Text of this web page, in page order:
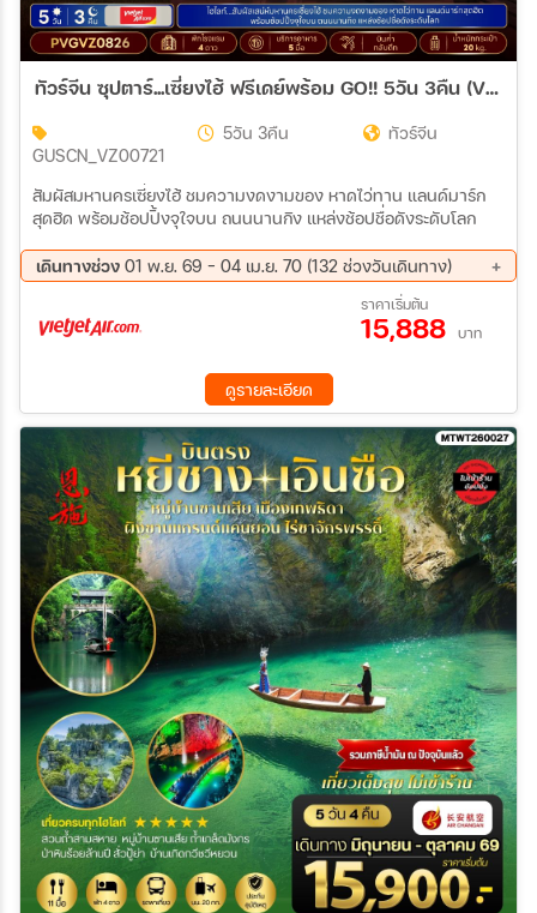
24 ธ.ค. 69 - 28 ธ.ค. 69
25 ธ.ค. 69 - 29 ธ.ค. 69
26 ธ.ค. 69 - 30 ธ.ค. 69
27 ธ.ค. 69 - 31 ธ.ค. 69
28 ธ.ค. 69 - 01 ม.ค. 70
29 ธ.ค. 69 - 02 ม.ค. 70
30 ธ.ค. 69 - 03 ม.ค. 70
31 ธ.ค. 69 - 04 ม.ค. 70
05 ม.ค. 70 - 09 ม.ค. 70
06 ม.ค. 70 - 10 ม.ค. 70
08 ม.ค. 70 - 12 ม.ค. 70
09 ม.ค. 70 - 13 ม.ค. 70
10 ม.ค. 70 - 14 ม.ค. 70
12 ม.ค. 70 - 16 ม.ค. 70
15 ม.ค. 70 - 19 ม.ค. 70
16 ม.ค. 70 - 20 ม.ค. 70
17 ม.ค. 70 - 21 ม.ค. 70
19 ม.ค. 70 - 23 ม.ค. 70
20 ม.ค. 70 - 24 ม.ค. 70
21 ม.ค. 70 - 25 ม.ค. 70
22 ม.ค. 70 - 26 ม.ค. 70
23 ม.ค. 70 - 27 ม.ค. 70
28 ม.ค. 70 - 01 ก.พ. 70
29 ม.ค. 70 - 02 ก.พ. 70
16 ก.พ. 70 - 20 ก.พ. 70
17 ก.พ. 70 - 21 ก.พ. 70
18 ก.พ. 70 - 22 ก.พ. 70
19 ก.พ. 70 - 23 ก.พ. 70
20 ก.พ. 70 - 24 ก.พ. 70
21 ก.พ. 70 - 25 ก.พ. 70
23 ก.พ. 70 - 27 ก.พ. 70
24 ก.พ. 70 - 28 ก.พ. 70
25 ก.พ. 70 - 01 มี.ค 70
26 ก.พ. 70 - 02 มี.ค 70
27 ก.พ. 70 - 03 มี.ค 70
28 ก.พ. 70 - 04 มี.ค 70
02 มี.ค 70 - 06 มี.ค 70
03 มี.ค 70 - 07 มี.ค 70
04 มี.ค 70 - 08 มี.ค 70
05 มี.ค 70 - 09 มี.ค 70
06 มี.ค 70 - 10 มี.ค 70
07 มี.ค 70 - 11 มี.ค 70
09 มี.ค 70 - 13 มี.ค 70
10 มี.ค 70 - 14 มี.ค 70
11 มี.ค 70 - 15 มี.ค 70
12 มี.ค 70 - 16 มี.ค 70
13 มี.ค 70 - 17 มี.ค 70
14 มี.ค 70 - 18 มี.ค 70
16 มี.ค 70 - 20 มี.ค 70
17 มี.ค 70 - 21 มี.ค 70
18 มี.ค 70 - 22 มี.ค 70
19 มี.ค 70 - 23 มี.ค 70
20 มี.ค 70 - 24 มี.ค 70
21 มี.ค 70 - 25 มี.ค 70
23 มี.ค 70 - 27 มี.ค 70
24 มี.ค 70 - 28 มี.ค 70
25 มี.ค 70 - 29 มี.ค 70
26 มี.ค 70 - 30 มี.ค 70
27 มี.ค 70 - 31 มี.ค 70
28 มี.ค 70 - 01 เม.ย 70
30 มี.ค 70 - 03 เม.ย 70
31 มี.ค 70 - 04 เม.ย 70
ทัวร์จีน ซุปตาร์...เซี่ยงไฮ้ ฟรีเดย์พร้อม GO!! 5วัน 3คืน (VZ)
GUSCN_VZ00721
5วัน 3คืน ทัวร์จีน
สัมผัสมหานครเซี่ยงไฮ้ ชมความงดงามของ หาดไว่ทาน แลนด์มาร์ก
สุดฮิด พร้อมช้อปปิ้งจุใจบน ถนนนานกิง แหล่งช้อปชื่อดังระดับโลก
เดินทางช่วง 01 พ.ย. 69 - 04 เม.ย. 70 (132 ช่วงวันเดินทาง)
02 พ.ย. 69 - 06 พ.ย. 69
03 พ.ย. 69 - 07 พ.ย. 69
04 พ.ย. 69 - 08 พ.ย. 69
06 พ.ย. 69 - 10 พ.ย. 69
08 พ.ย. 69 - 12 พ.ย. 69
10 พ.ย. 69 - 14 พ.ย. 69
11 พ.ย. 69 - 15 พ.ย. 69
12 พ.ย. 69 - 16 พ.ย. 69
13 พ.ย. 69 - 17 พ.ย. 69
14 พ.ย. 69 - 18 พ.ย. 69
15 พ.ย. 69 - 19 พ.ย. 69
16 พ.ย. 69 - 20 พ.ย. 69
17 พ.ย. 69 - 21 พ.ย. 69
18 พ.ย. 69 - 22 พ.ย. 69
19 พ.ย. 69 - 23 พ.ย. 69
20 พ.ย. 69 - 24 พ.ย. 69
21 พ.ย. 69 - 25 พ.ย. 69
22 พ.ย. 69 - 26 พ.ย. 69
23 พ.ย. 69 - 27 พ.ย. 69
24 พ.ย. 69 - 28 พ.ย. 69
25 พ.ย. 69 - 29 พ.ย. 69
26 พ.ย. 69 - 30 พ.ย. 69
27 พ.ย. 69 - 01 ธ.ค. 69
28 พ.ย. 69 - 02 ธ.ค. 69
29 พ.ย. 69 - 03 ธ.ค. 69
30 พ.ย. 69 - 04 ธ.ค. 69
01 ธ.ค. 69 - 05 ธ.ค. 69
02 ธ.ค. 69 - 06 ธ.ค. 69
03 ธ.ค. 69 - 07 ธ.ค. 69
04 ธ.ค. 69 - 08 ธ.ค. 69
05 ธ.ค. 69 - 09 ธ.ค. 69
06 ธ.ค. 69 - 10 ธ.ค. 69
07 ธ.ค. 69 - 11 ธ.ค. 69
08 ธ.ค. 69 - 12 ธ.ค. 69
09 ธ.ค. 69 - 13 ธ.ค. 69
10 ธ.ค. 69 - 14 ธ.ค. 69
11 ธ.ค. 69 - 15 ธ.ค. 69
12 ธ.ค. 69 - 16 ธ.ค. 69
13 ธ.ค. 69 - 17 ธ.ค. 69
14 ธ.ค. 69 - 18 ธ.ค. 69
15 ธ.ค. 69 - 19 ธ.ค. 69
16 ธ.ค. 69 - 20 ธ.ค. 69
17 ธ.ค. 69 - 21 ธ.ค. 69
18 ธ.ค. 69 - 22 ธ.ค. 69
19 ธ.ค. 69 - 23 ธ.ค. 69
20 ธ.ค. 69 - 24 ธ.ค. 69
ราคาเริ่มต้น
15,888 บาท
ดูรายละเอียด